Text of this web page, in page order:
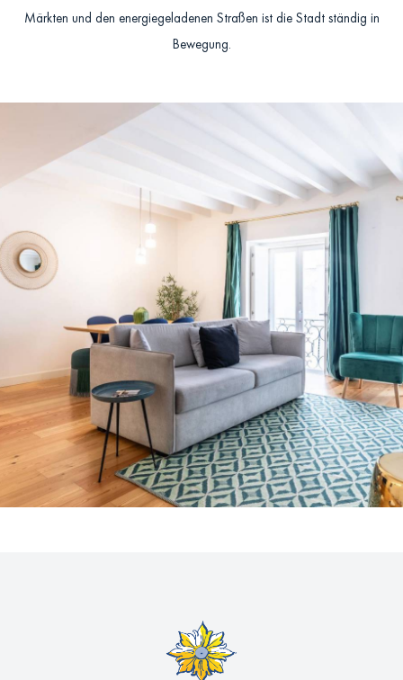
Märkten und den energiegeladenen Straßen ist die Stadt ständig in
Bewegung.